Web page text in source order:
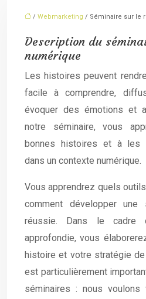
/ Webmarketing / Séminaire sur le
Description du
numérique
Les histoires peuvent
facile à comprendre,
évoquer des émotions et
notre séminaire, vous
bonnes histoires et à les
dans un contexte numérique.
Vous apprendrez quels
comment développer une
réussie. Dans le cadre
approfondie, vous
histoire et votre stratégie
est particulièrement
séminaires : nous